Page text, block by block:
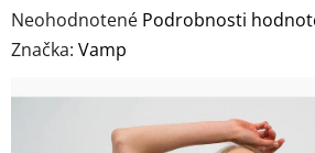
Priemerné
hodnotenie
Neohodnotené Podrobnosti
Značka: Vamp